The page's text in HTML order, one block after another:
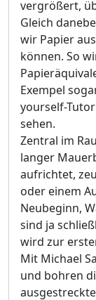
vergrößert,
Gleich
wir Papier
können. So
Exempel
yourself-
sehen.
Zentral im
langer
aufrichtet,
oder einem
Neubeginn,
sind ja
wird zur
Mit Michael
und bohren